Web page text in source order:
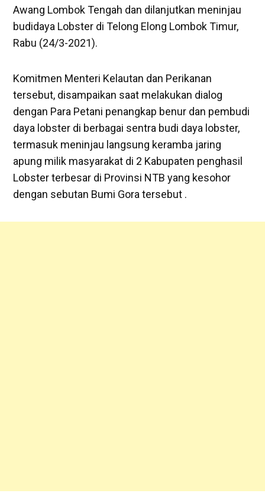
Awang Lombok Tengah dan dilanjutkan meninjau
budidaya Lobster di Telong Elong Lombok Timur,
Rabu (24/3-2021).
Komitmen Menteri Kelautan dan Perikanan
tersebut, disampaikan saat melakukan dialog
dengan Para Petani penangkap benur dan pembudi
daya lobster di berbagai sentra budi daya lobster,
termasuk meninjau langsung keramba jaring
apung milik masyarakat di 2 Kabupaten penghasil
Lobster terbesar di Provinsi NTB yang kesohor
dengan sebutan Bumi Gora tersebut .